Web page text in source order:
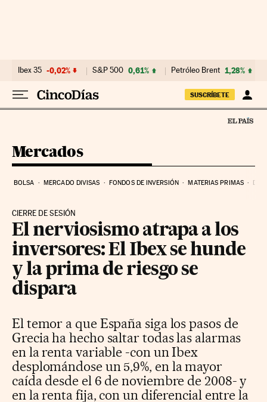
Ibex 35 -0,02% S&P 500 0,61% Petróleo Brent 1,28%
SUSCRÍBETE
Mercados
BOLSA MERCADO DIVISAS FONDOS DE INVERSIÓN MATERIAS PRIMAS
CIERRE DE SESIÓN
El nerviosismo atrapa a los
inversores: El Ibex se hunde
y la prima de riesgo se
dispara
El temor a que España siga los pasos de
Grecia ha hecho saltar todas las alarmas
en la renta variable -con un Ibex
desplomándose un 5,9%, en la mayor
caída desde el 6 de noviembre de 2008- y
en la renta fija, con un diferencial entre la